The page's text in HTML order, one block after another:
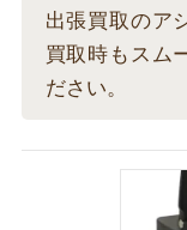
出張買取のア
買取時もスム
ださい。